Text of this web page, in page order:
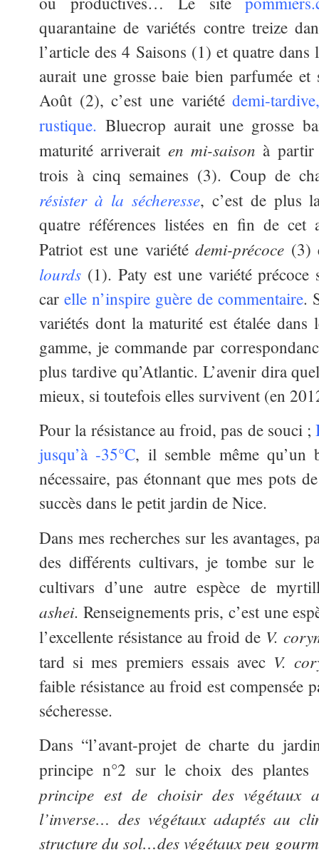
quarantaine de variétés contre treize
l’article des 4 Saisons (1) et quatre
aurait une grosse baie bien parfumée
Août (2), c’est une variétédemi-
rustique. Bluecrop aurait une grosse
maturité arriverait en mi-saison à partir
trois à cinq semaines (3). Coup de
résister à la sécheresse, c’est de plus
quatre références listées en fin de
Patriot est une variété demi-précoce
lourds (1). Paty est une variété précoce
car elle n’inspire guère de commentaire.
variétés dont la maturité est étalée
gamme, je commande par
plus tardive qu’Atlantic. L’avenir dira
mieux, si toutefois elles survivent (en
Pour la résistance au froid, pas de souci ;
jusqu’à -35°C, il semble même
nécessaire, pas étonnant que mes pots
succès dans le petit jardin de Nice.
Dans mes recherches sur les avantages,
des différents cultivars, je tombe sur
cultivars d’une autre espèce de
ashei. Renseignements pris, c’est une
l’excellente résistance au froid de V.
tard si mes premiers essais avec V.
faible résistance au froid est compensée
sécheresse.
Dans “l’avant-projet de charte du
principe n°2 sur le choix des
principe est de choisir des végétaux
l’inverse… des végétaux adaptés au
structure du sol…des végétaux peu